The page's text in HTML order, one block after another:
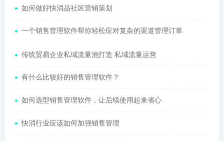
如何做好快消品社区营销策划
一个销售管理软件帮你轻松应对复杂的渠道管理订单
传统贸易企业私域流量池打造 私域流量运营
有什么比较好的销售管理软件？
如何选型销售管理软件，让后续使用起来省心
快消行业应该如何加强销售管理